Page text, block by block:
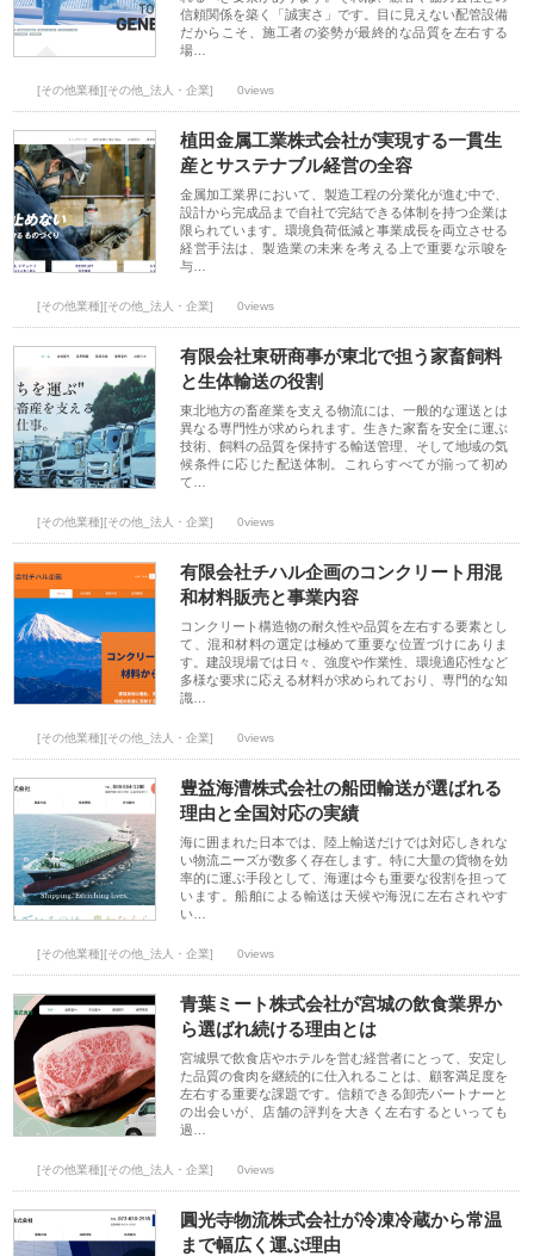
信頼関係を築く「誠実さ」です。目に見えない配管設備
だからこそ、施工者の姿勢が最終的な品質を左右する
場…
[その他業種][その他_法人・企業] 0views
植田金属工業株式会社が実現する一貫生
産とサステナブル経営の全容
金属加工業界において、製造工程の分業化が進む中で、
設計から完成品まで自社で完結できる体制を持つ企業は
限られています。環境負荷低減と事業成長を両立させる
経営手法は、製造業の未来を考える上で重要な示唆を
与…
[その他業種][その他_法人・企業] 0views
有限会社東研商事が東北で担う家畜飼料
と生体輸送の役割
東北地方の畜産業を支える物流には、一般的な運送とは
異なる専門性が求められます。生きた家畜を安全に運ぶ
技術、飼料の品質を保持する輸送管理、そして地域の気
候条件に応じた配送体制。これらすべてが揃って初め
て…
[その他業種][その他_法人・企業] 0views
有限会社チハル企画のコンクリート用混
和材料販売と事業内容
コンクリート構造物の耐久性や品質を左右する要素とし
て、混和材料の選定は極めて重要な位置づけにありま
す。建設現場では日々、強度や作業性、環境適応性など
多様な要求に応える材料が求められており、専門的な知
識…
[その他業種][その他_法人・企業] 0views
豊益海漕株式会社の船団輸送が選ばれる
理由と全国対応の実績
海に囲まれた日本では、陸上輸送だけでは対応しきれな
い物流ニーズが数多く存在します。特に大量の貨物を効
率的に運ぶ手段として、海運は今も重要な役割を担って
います。船舶による輸送は天候や海況に左右されやす
い…
[その他業種][その他_法人・企業] 0views
青葉ミート株式会社が宮城の飲食業界か
ら選ばれ続ける理由とは
宮城県で飲食店やホテルを営む経営者にとって、安定し
た品質の食肉を継続的に仕入れることは、顧客満足度を
左右する重要な課題です。信頼できる卸売パートナーと
の出会いが、店舗の評判を大きく左右するといっても
過…
[その他業種][その他_法人・企業] 0views
圓光寺物流株式会社が冷凍冷蔵から常温
まで幅広く運ぶ理由